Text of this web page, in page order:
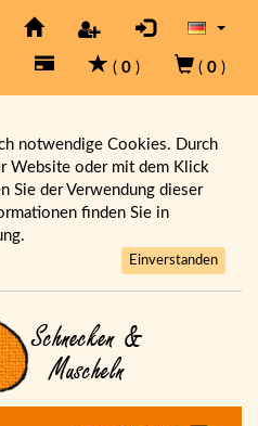
( 0 ) ( 0 )
notwendige Cookies. Durch
Website oder mit dem Klick
Sie der Verwendung dieser
finden Sie in
Einverstanden